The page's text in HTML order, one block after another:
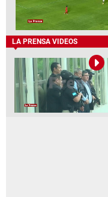
LA PRENSA VIDEOS